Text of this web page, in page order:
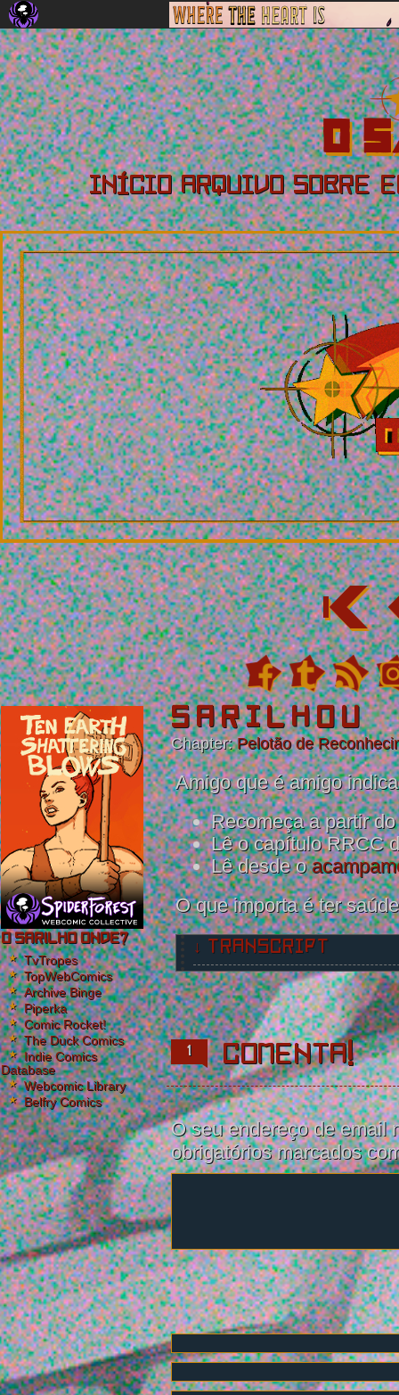
INÍCIO ARQUIVO SOBRE
O Sarilho onde?
TvTropes
TopWebComics
Archive Binge
Piperka
Comic Rocket!
The Duck Comics
Indie Comics
Database
Webcomic Library
Belfry Comics
S A R I L H O U
Chapter:Pelotão de
Amigo que é amigo
Recomeça a partir
Lê o capítulo RRCC
Lê desde o
O que importa é ter
↓ TRANSCRIPT
Glitchy chapter end effect that
1 Comenta!
O seu endereço de email
obrigatórios marcados